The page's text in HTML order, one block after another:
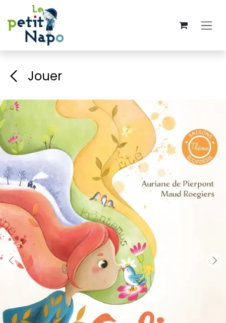
Se rendre au contenu
Jouer